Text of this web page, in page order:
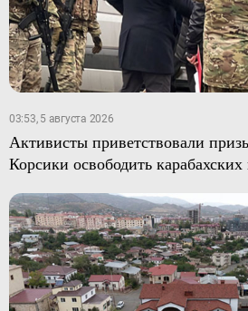
03:53, 5 августа 2026
Активисты приветствовали
Корсики освободить